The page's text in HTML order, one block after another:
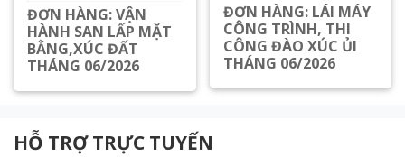
ĐƠN HÀNG: VẬN
HÀNH SAN LẤP MẶT
BẰNG,XÚC ĐẤT
THÁNG 06/2026
Xem chi tiết
ĐƠN HÀNG: LÁI MÁY
CÔNG TRÌNH, THI
CÔNG ĐÀO XÚC ỦI
THÁNG 06/2026
Xem chi tiết
HỖ TRỢ TRỰC TUYẾN